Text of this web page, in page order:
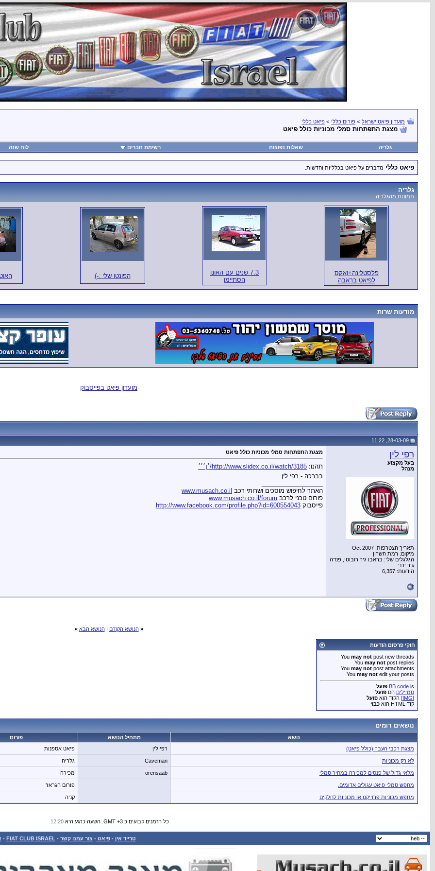
מועדון פיאט ישראל > פורום כללי > פיאט כללי
מצגת התפתחות סמלי מכוניות כולל פיאט
גלריה שאלות נפוצות רשימת חברים לוח שנה
פיאט כללי מדברים על פיאט בכלליות וחדשות.
גלריה
תמונות מהגלריה
פלסטלינה+ואקס
לפיאט בראבה
7.3 שנים עם האונו
הסתיימו
הפונטו שלי :-)
מודעות שרות
מועדון פיאט בפייסבוק
רפי לין
בעל מקצוע
מנהל
תאריך הצטרפות: Oct 2007
מיקום: רמת השרון
הגלגלים שלי: בראבו גיר רובוטי, פנדה
גיר ידני
הודעות: 6,357
מצגת התפתחות סמלי מכוניות כולל פיאט
תהנו: http://www.slidex.co.il/watch/3185/׳¡׳׳׳
בברכה - רפי לין
האתר לחיפוש מוסכים ושרותי רכב www.musach.co.il
פורום טכני לרכב www.musach.co.il/forum
פייסבוק http://www.facebook.com/profile.php?id=600554043
« הנושא הקודם | הנושא הבא »
חוקי פרסום הודעות
You may not post new threads
You may not post replies
You may not post attachments
You may not edit your posts
BB code is
פועל
סמיילים הם פועל
[IMG]
הקוד הוא פועל
קוד HTML הוא
כבוי
נושאים דומים
נושא מתחיל הנושא
פורום
מצגת רכבי העבר (כולל פיאט)
רפי לין פיאט אספנות
לא רק מכוניות Caveman גלריה
מלאי גדול של פנסים למכירה במחיר סמלי orensaab מכירה
מחפש סמלי פיאט עגולים אדומים. פורום הגראז'
מחפש מכוניות פרוייקט או מכוניות לחלקים קניה
כל הזמנים קבועים כ GMT +3. השעה כרגע היא 12:20
טרייד אין - פיאט - צור עמנו קשר -
FIAT CLUB ISRAEL
-